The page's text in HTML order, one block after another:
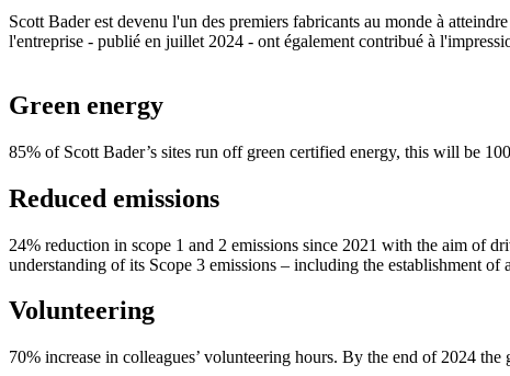
Scott Bader est devenu l'un des premiers fabricants au monde à
l'entreprise - publié en juillet 2024 - ont également contribué à
Green energy
85% of Scott Bader’s sites run off green certified energy, this will be
Reduced emissions
24% reduction in scope 1 and 2 emissions since 2021 with the aim of
understanding of its Scope 3 emissions – including the establishment
Volunteering
70% increase in colleagues’ volunteering hours. By the end of 2024